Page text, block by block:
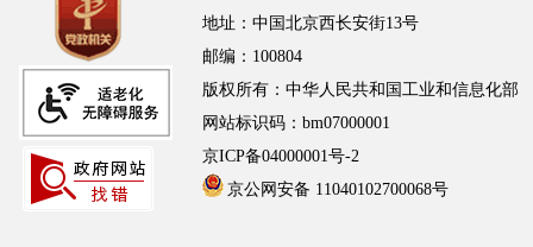
地址：中国北京西长安街13号
邮编：100804
版权所有：中华人民共和国工业和信息化部
网站标识码：bm07000001
京ICP备04000001号-2
京公网安备 11040102700068号